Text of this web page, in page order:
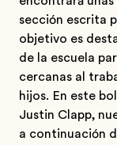
sección escrita
objetivo es
de la escuela
cercanas al
hijos. En este
Justin Clapp,
a continuación